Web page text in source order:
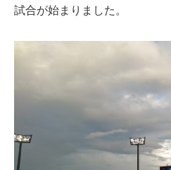
試合が始まりました。